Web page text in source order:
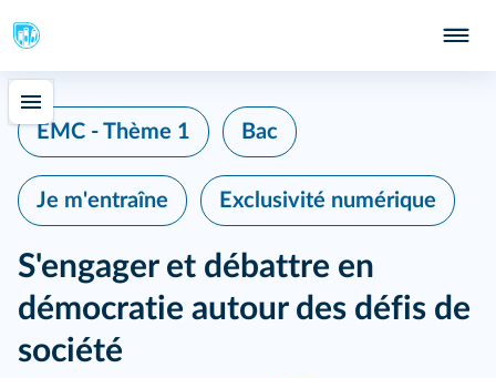
EMC - Thème 1 Bac
Je m'entraîne Exclusivité numérique
S'engager et débattre en
démocratie autour des défis de
société